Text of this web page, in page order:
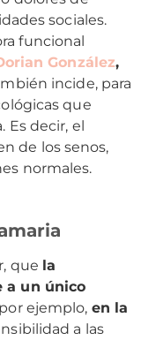
sociales.
funcional
González,
incide, para
que
Es decir, el
de los senos,
normales.
que la
a un único
ejemplo, en la
a las